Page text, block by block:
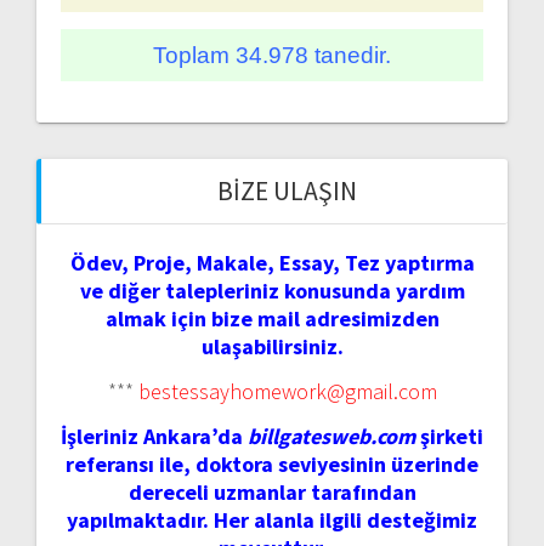
Toplam 34.978 tanedir.
BIZE ULAŞIN
Ödev, Proje, Makale, Essay, Tez yaptırma
ve diğer talepleriniz konusunda yardım
almak için bize mail adresimizden
ulaşabilirsiniz.
*** bestessayhomework@gmail.com
İşleriniz Ankara’da billgatesweb.comşirketi
referansı ile, doktora seviyesinin üzerinde
dereceli uzmanlar tarafından
yapılmaktadır. Her alanla ilgili desteğimiz